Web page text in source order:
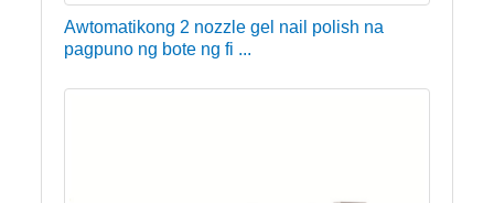
Awtomatikong 2 nozzle gel nail polish na
pagpuno ng bote ng fi ...